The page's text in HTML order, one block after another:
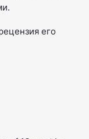
его